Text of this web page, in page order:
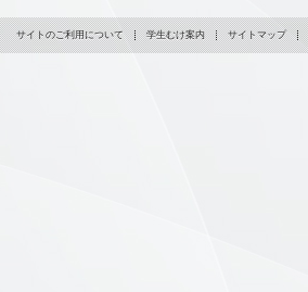
サイトのご利用について 学生むけ案内 サイトマップ